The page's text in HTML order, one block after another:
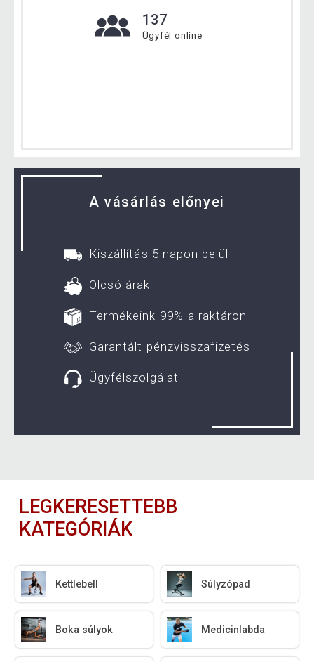
137
Ügyfél online
A vásárlás előnyei
Kiszállítás 5 napon belül
Olcsó árak
Termékeink 99%-a raktáron
Garantált pénzvisszafizetés
Ügyfélszolgálat
LEGKERESETTEBB
KATEGÓRIÁK
Kettlebell Súlyzópad
Boka súlyok Medicinlabda